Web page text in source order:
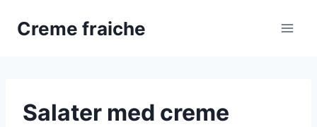
Creme fraiche
Salater med creme